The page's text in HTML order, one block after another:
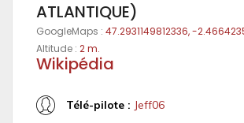
ATLANTIQUE)
GoogleMaps : 47.2931149812336, -
Altitude : 2 m.
Wikipédia
Télé-pilote : Jeff06